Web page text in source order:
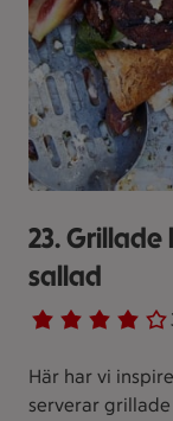
23.
sallad
Betyg 4 av 5.
3 personer har
Här har vi
serverar